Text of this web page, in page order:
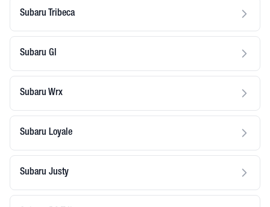
Subaru Tribeca
Subaru Gl
Subaru Wrx
Subaru Loyale
Subaru Justy